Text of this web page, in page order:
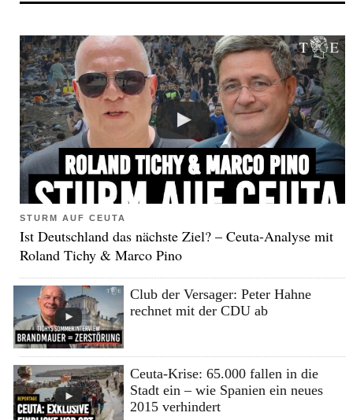
STURM AUF CEUTA
Ist Deutschland das nächste Ziel? – Ceuta-Analyse mit
Roland Tichy & Marco Pino
Club der Versager: Peter Hahne
rechnet mit der CDU ab
Ceuta-Krise: 65.000 fallen in die
Stadt ein – wie Spanien ein neues
2015 verhindert